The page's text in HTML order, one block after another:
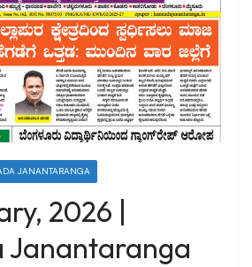
JANANTARANGA
2026 |
Janantaranga